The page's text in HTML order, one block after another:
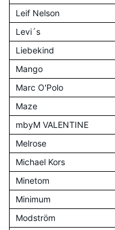
Leif Nelson
Levi´s
Liebekind
Mango
Marc O'Polo
Maze
mbyM VALENTINE
Melrose
Michael Kors
Minetom
Minimum
Modström